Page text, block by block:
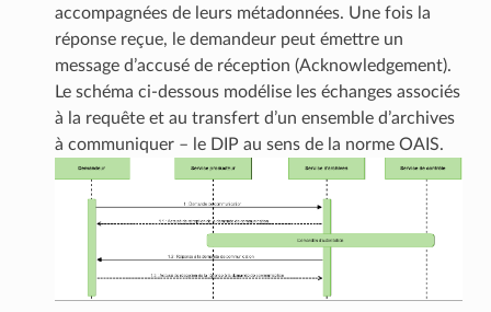
accompagnées de leurs métadonnées. Une fois la
réponse reçue, le demandeur peut émettre un
message d’accusé de réception (Acknowledgement).
Le schéma ci-dessous modélise les échanges associés
à la requête et au transfert d’un ensemble d’archives
à communiquer – le DIP au sens de la norme OAIS.